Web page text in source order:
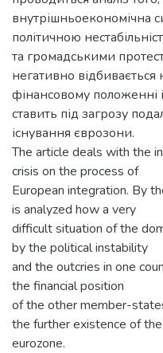
внутрішньоекономічна
політичною
та громадськими
негативно відбивається
фінансовому
ставить під загрозу
існування єврозони.
The article deals with the
crisis on the process of
European integration. By
is analyzed how a very
difficult situation of the
by the political instability
and the outcries in one
the financial position
of the other member-
the further existence of the
eurozone.